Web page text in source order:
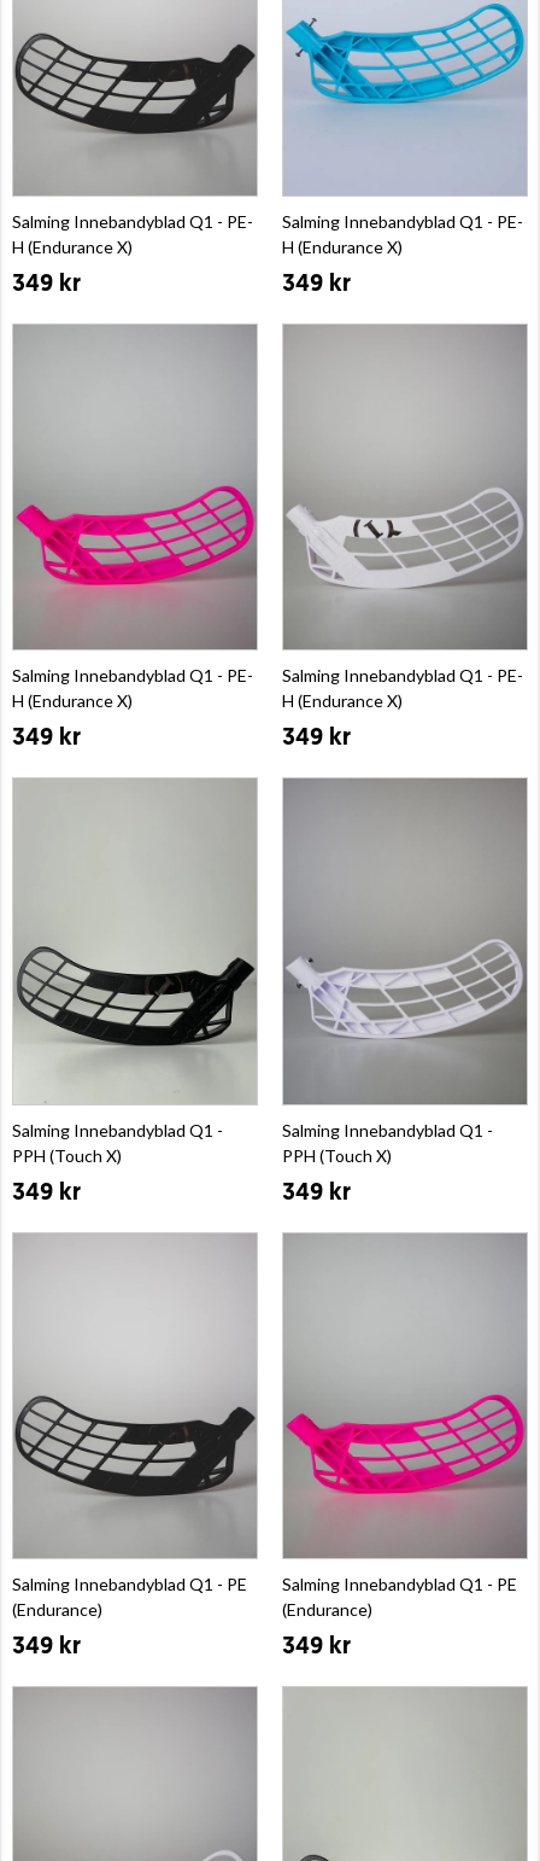
Salming Innebandyblad Q1 - PE-
H (Endurance X)
349 kr
Salming Innebandyblad Q1 - PE-
H (Endurance X)
349 kr
Salming Innebandyblad Q1 - PE-
H (Endurance X)
349 kr
Salming Innebandyblad Q1 - PE-
H (Endurance X)
349 kr
Salming Innebandyblad Q1 -
PPH (Touch X)
349 kr
Salming Innebandyblad Q1 -
PPH (Touch X)
349 kr
Salming Innebandyblad Q1 - PE
(Endurance)
349 kr
Salming Innebandyblad Q1 - PE
(Endurance)
349 kr